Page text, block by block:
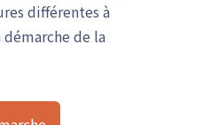
différentes à
de la